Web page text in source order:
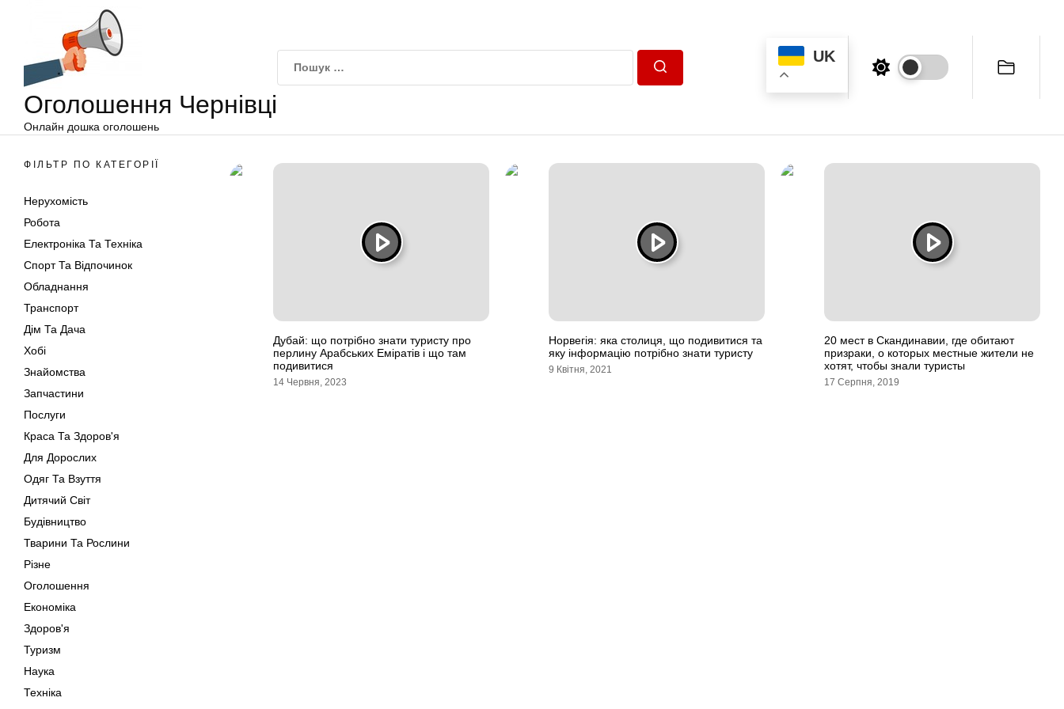
Оголошення Чернівці
Онлайн дошка оголошень
UK
ФІЛЬТР ПО КАТЕГОРІЇ
Нерухомість
Робота
Електроніка Та Техніка
Спорт Та Відпочинок
Обладнання
Транспорт
Дім Та Дача
Хобі
Знайомства
Запчастини
Послуги
Краса Та Здоров'я
Для Дорослих
Одяг Та Взуття
Дитячий Світ
Будівництво
Тварини Та Рослини
Різне
Оголошення
Економіка
Здоров'я
Туризм
Наука
Техніка
Дубай: що потрібно знати туристу про
перлину Арабських Еміратів і що там
подивитися
14 Червня, 2023
Норвегія: яка столиця, що подивитися та
яку інформацію потрібно знати туристу
9 Квітня, 2021
20 мест в Скандинавии, где обитают
призраки, о которых местные жители не
хотят, чтобы знали туристы
17 Серпня, 2019